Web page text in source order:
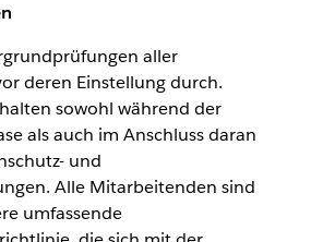
aller
deren Einstellung durch.
sowohl während der
als auch im Anschluss daran
und
Alle Mitarbeitenden sind
umfassende